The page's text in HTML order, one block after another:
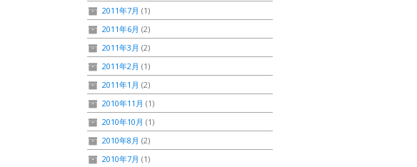
2011年7月 (1)
2011年6月 (2)
2011年3月 (2)
2011年2月 (1)
2011年1月 (2)
2010年11月 (1)
2010年10月 (1)
2010年8月 (2)
2010年7月 (1)